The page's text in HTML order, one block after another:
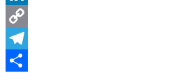
LinkedIn
Copy
Link
Telegram